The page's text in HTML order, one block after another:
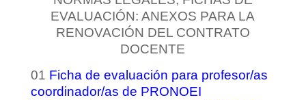
EVALUACIÓN: ANEXOS PARA LA
RENOVACIÓN DEL CONTRATO
DOCENTE
01 Ficha de evaluación para profesor/as
coordinador/as de PRONOEI